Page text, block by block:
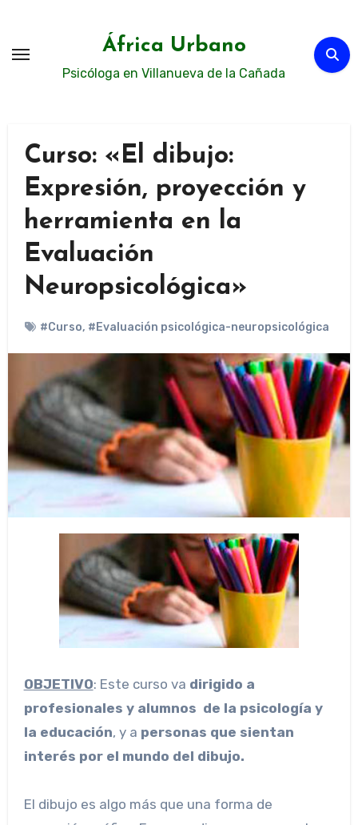
contenido
África Urbano
Psicóloga en Villanueva de la Cañada
Curso: «El dibujo:
Expresión, proyección y
herramienta en la
Evaluación
Neuropsicológica»
#Curso, #Evaluación psicológica-neuropsicológica
OBJETIVO: Este curso va dirigido a
profesionales y alumnos de la psicología y
la educación, y a personas que sientan
interés por el mundo del dibujo.
El dibujo es algo más que una forma de